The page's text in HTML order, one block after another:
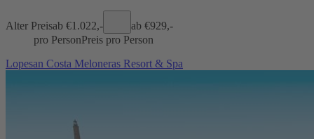
Alter Preisab €1.022,- ab €929,-
pro PersonPreis pro Person
Lopesan Costa Meloneras Resort & Spa